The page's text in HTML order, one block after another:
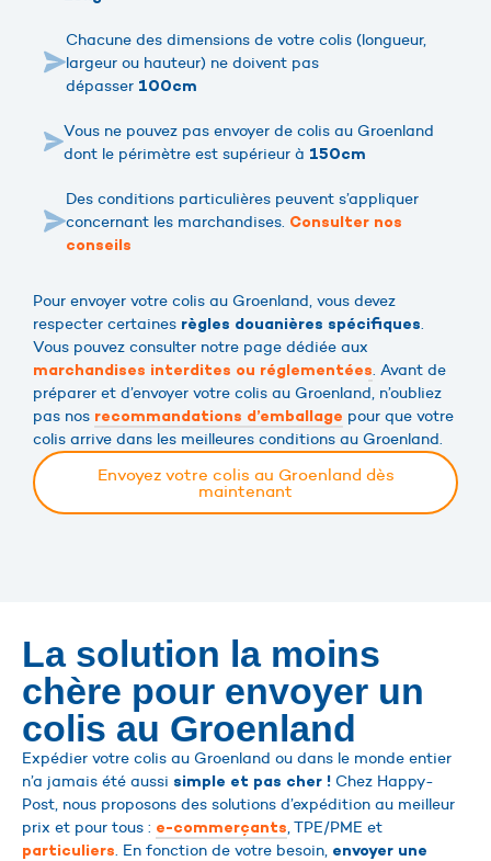
Chacune des dimensions de votre colis (longueur,
largeur ou hauteur) ne doivent pas
dépasser100cm
Vous ne pouvez pas envoyer de colis au Groenland
dont le périmètre est supérieur à 150cm
Des conditions particulières peuvent s’appliquer
concernant les marchandises. Consulter nos
conseils
Pour envoyer votre colis au Groenland, vous devez
respecter certaines règles douanières spécifiques.
Vous pouvez consulter notre page dédiée aux
marchandises interdites ou réglementées. Avant de
préparer et d’envoyer votre colis au Groenland, n’oubliez
pas nos recommandations d’emballage pour que votre
colis arrive dans les meilleures conditions au Groenland.
Envoyez votre colis au Groenland dès
maintenant
La solution la moins
chère pour envoyer un
colis au Groenland
Expédier votre colis au Groenland ou dans le monde entier
n’a jamais été aussi simple et pas cher ! Chez Happy-
Post, nous proposons des solutions d’expédition au meilleur
prix et pour tous : e-commerçants, TPE/PME et
particuliers. En fonction de votre besoin, envoyer une